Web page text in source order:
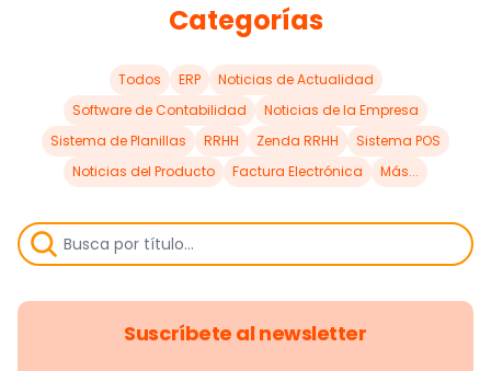
Categorías
Todos ERP
Noticias de Actualidad
Software de Contabilidad
Noticias de la Empresa
Sistema de Planillas
RRHH Zenda RRHH
Sistema POS
Noticias del Producto
Factura Electrónica Más...
Suscríbete al newsletter